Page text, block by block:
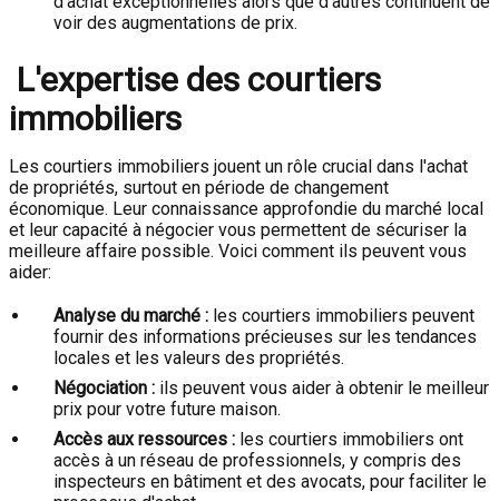
voir des augmentations de prix.
L'expertise des courtiers
immobiliers
Les courtiers immobiliers jouent un rôle crucial dans l'achat
de propriétés, surtout en période de changement
économique. Leur connaissance approfondie du marché local
et leur capacité à négocier vous permettent de sécuriser la
meilleure affaire possible. Voici comment ils peuvent vous
aider:
Analyse du marché : les courtiers immobiliers peuvent
fournir des informations précieuses sur les tendances
locales et les valeurs des propriétés.
Négociation : ils peuvent vous aider à obtenir le meilleur
prix pour votre future maison.
Accès aux ressources : les courtiers immobiliers ont
accès à un réseau de professionnels, y compris des
inspecteurs en bâtiment et des avocats, pour faciliter le